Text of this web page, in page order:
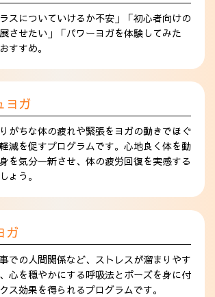
スについていけるか不安」「初心者向けの
させたい」「パワーヨガを体験してみた
すすめ。
ヨガ
がちな体の疲れや緊張をヨガの動きでほぐ
減を促すプログラムです。心地良く体を動
を気分一新させ、体の疲労回復を実感する
ょう。
ガ
での人間関係など、ストレスが溜まりやす
心を穏やかにする呼吸法とポーズを身に付
ス効果を得られるプログラムです。